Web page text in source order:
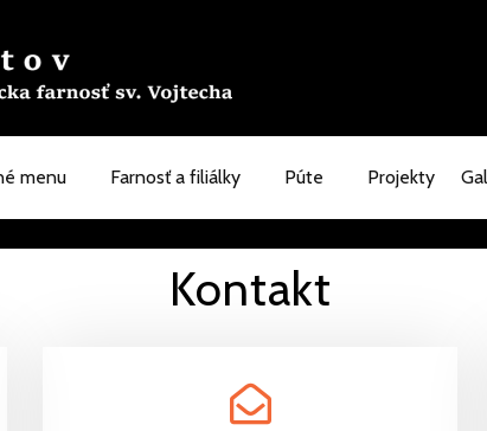
menu Farnosť a filiálky Púte Projekty
Kontakt